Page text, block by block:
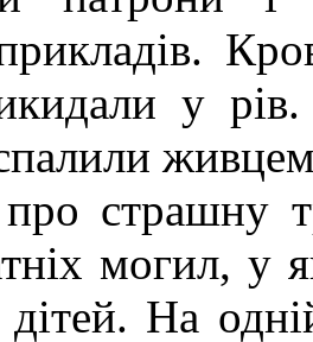
у
страшну
могил, у
На